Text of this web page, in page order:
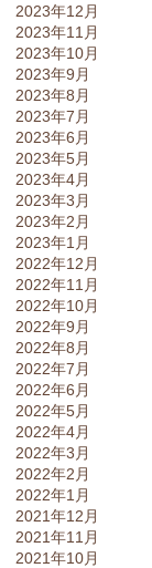
2023年12月
2023年11月
2023年10月
2023年9月
2023年8月
2023年7月
2023年6月
2023年5月
2023年4月
2023年3月
2023年2月
2023年1月
2022年12月
2022年11月
2022年10月
2022年9月
2022年8月
2022年7月
2022年6月
2022年5月
2022年4月
2022年3月
2022年2月
2022年1月
2021年12月
2021年11月
2021年10月